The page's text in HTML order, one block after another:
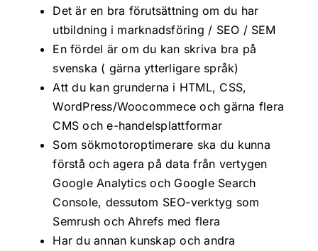
Det är en bra förutsättning om du har
utbildning i marknadsföring / SEO / SEM
En fördel är om du kan skriva bra på
svenska ( gärna ytterligare språk)
Att du kan grunderna i HTML, CSS,
WordPress/Woocommece och gärna flera
CMS och e-handelsplattformar
Som sökmotoroptimerare ska du kunna
förstå och agera på data från vertygen
Google Analytics och Google Search
Console, dessutom SEO-verktyg som
Semrush och Ahrefs med flera
Har du annan kunskap och andra